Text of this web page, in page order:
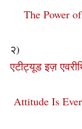
The Power
२)
एटीट्यूड इज़
Attitude Is